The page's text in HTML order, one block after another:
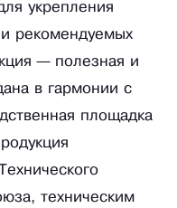
укрепления
рекомендуемых
— полезная и
в гармонии с
площадка
техническим